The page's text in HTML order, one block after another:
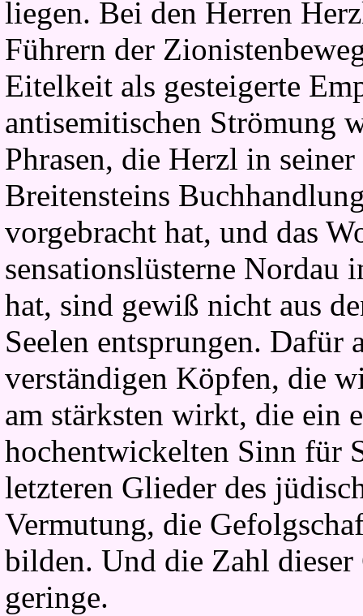
liegen. Bei den Herren
Führern der
Eitelkeit als gesteigerte
antisemitischen Strömung
Phrasen, die Herzl in
Breitensteins
vorgebracht hat, und das
sensationslüsterne Nordau
hat, sind gewiß nicht aus
Seelen entsprungen. Dafür
verständigen Köpfen, die
am stärksten wirkt, die ein
hochentwickelten Sinn für
letzteren Glieder des
Vermutung, die
bilden. Und die Zahl
geringe.